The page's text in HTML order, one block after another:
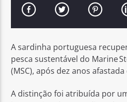
97.1FM E 107.8 FM
Rádio No ar
A sardinha portuguesa
pesca sustentável do Marine
(MSC), após dez anos
A distinção foi atribuída por